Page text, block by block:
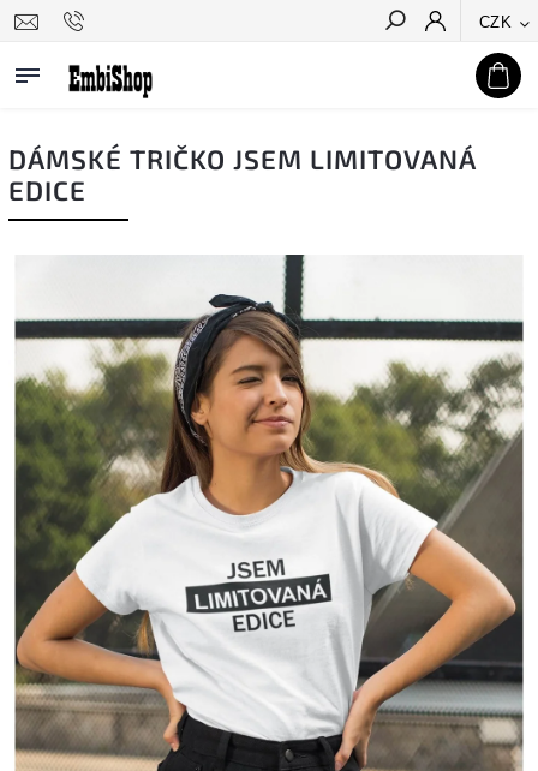
CZK
Hledat
DÁMSKÉ TRIČKO JSEM LIMITOVANÁ
EDICE